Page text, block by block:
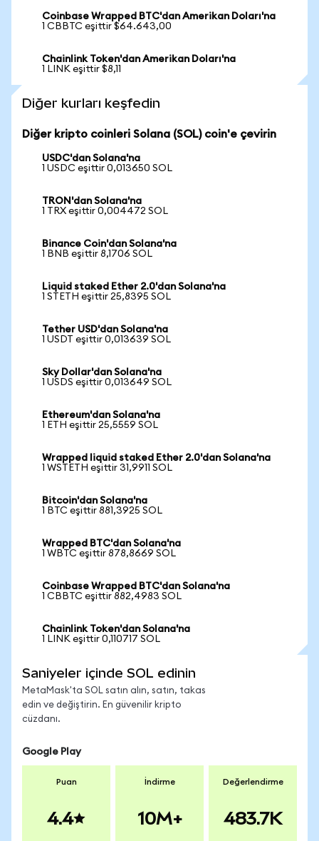
Coinbase Wrapped BTC'dan Amerikan Doları'na
1 CBBTC eşittir $64.643,00
Chainlink Token'dan Amerikan Doları'na
1 LINK eşittir $8,11
Diğer kurları keşfedin
Diğer kripto coinleri Solana (SOL) coin'e çevirin
USDC'dan Solana'na
1 USDC eşittir 0,013650 SOL
TRON'dan Solana'na
1 TRX eşittir 0,004472 SOL
Binance Coin'dan Solana'na
1 BNB eşittir 8,1706 SOL
Liquid staked Ether 2.0'dan Solana'na
1 STETH eşittir 25,8395 SOL
Tether USD'dan Solana'na
1 USDT eşittir 0,013639 SOL
Sky Dollar'dan Solana'na
1 USDS eşittir 0,013649 SOL
Ethereum'dan Solana'na
1 ETH eşittir 25,5559 SOL
Wrapped liquid staked Ether 2.0'dan Solana'na
1 WSTETH eşittir 31,9911 SOL
Bitcoin'dan Solana'na
1 BTC eşittir 881,3925 SOL
Wrapped BTC'dan Solana'na
1 WBTC eşittir 878,8669 SOL
Coinbase Wrapped BTC'dan Solana'na
1 CBBTC eşittir 882,4983 SOL
Chainlink Token'dan Solana'na
1 LINK eşittir 0,110717 SOL
Saniyeler içinde SOL edinin
MetaMask'ta SOL satın alın, satın, takas
edin ve değiştirin. En güvenilir kripto
cüzdanı.
Google Play
Puan
4.4
İndirme
10M+
Değerlendirme
483.7K